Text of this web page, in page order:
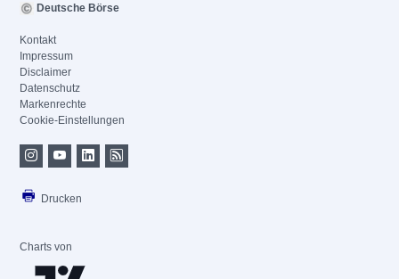
Deutsche Börse
Kontakt
Impressum
Disclaimer
Datenschutz
Markenrechte
Cookie-Einstellungen
Drucken
Charts von